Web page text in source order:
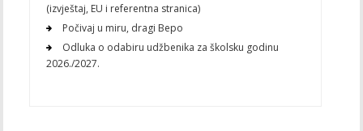
(izvještaj, EU i referentna stranica)
Počivaj u miru, dragi Bepo
Odluka o odabiru udžbenika za školsku godinu
2026./2027.